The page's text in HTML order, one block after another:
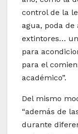
control de la
agua, poda de
extintores…
para
para el
académico”.
Del mismo
“además de
durante